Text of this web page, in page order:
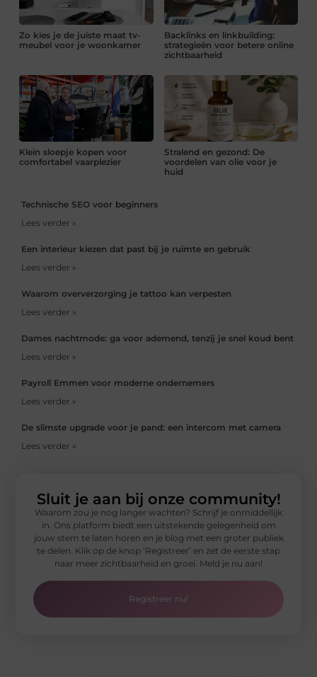
Zo kies je de juiste maat tv-
meubel voor je woonkamer
Backlinks en linkbuilding:
strategieën voor betere online
zichtbaarheid
Klein sloepje kopen voor
comfortabel vaarplezier
Stralend en gezond: De
voordelen van olie voor je
huid
Technische SEO voor beginners
Lees verder »
Een interieur kiezen dat past bij je ruimte en gebruik
Lees verder »
Waarom oververzorging je tattoo kan verpesten
Lees verder »
Dames nachtmode: ga voor ademend, tenzij je snel koud bent
Lees verder »
Payroll Emmen voor moderne ondernemers
Lees verder »
De slimste upgrade voor je pand: een intercom met camera
Lees verder »
Sluit je aan bij onze community!
Waarom zou je nog langer wachten? Schrijf je onmiddellijk
in. Ons platform biedt een uitstekende gelegenheid om
jouw stem te laten horen en je blog met een groter publiek
te delen. Klik op de knop ‘Registreer’ en zet de eerste stap
naar meer zichtbaarheid en groei. Meld je nu aan!
Registreer nu!